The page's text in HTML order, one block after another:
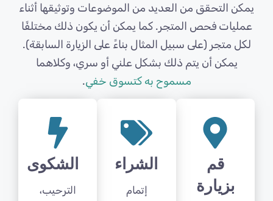
يمكن التحقق من العديد من الموضوعات وتوثيقها أثناء
عمليات فحص المتجر. كما يمكن أن يكون ذلك مختلفًا
لكل متجر (على سبيل المثال بناءً على الزيارة السابقة).
يمكن أن يتم ذلك بشكل علني أو سري، وكلاهما
مسموح به كتسوق خفي.
قم
بزيارة
الشراء
إتمام
الشكوى
الترحيب،